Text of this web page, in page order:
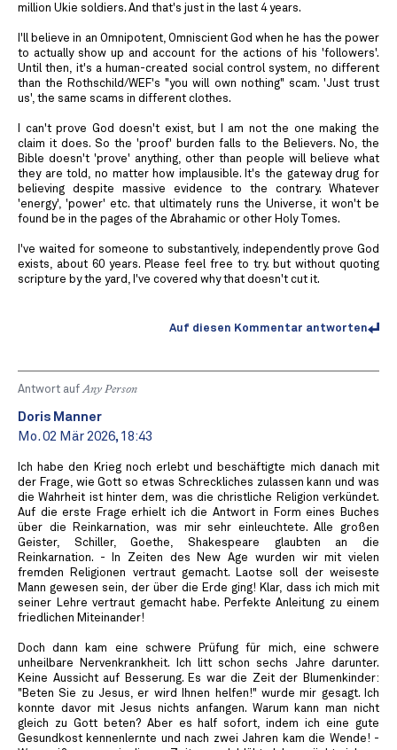
million Ukie soldiers. And that's just in the last 4 years.
I'll believe in an Omnipotent, Omniscient God when he has the power
to actually show up and account for the actions of his 'followers'.
Until then, it's a human-created social control system, no different
than the Rothschild/WEF's "you will own nothing" scam. 'Just trust
us', the same scams in different clothes.
I can't prove God doesn't exist, but I am not the one making the
claim it does. So the 'proof' burden falls to the Believers. No, the
Bible doesn't 'prove' anything, other than people will believe what
they are told, no matter how implausible. It's the gateway drug for
believing despite massive evidence to the contrary. Whatever
'energy', 'power' etc. that ultimately runs the Universe, it won't be
found be in the pages of the Abrahamic or other Holy Tomes.
I've waited for someone to substantively, independently prove God
exists, about 60 years. Please feel free to try. but without quoting
scripture by the yard, I've covered why that doesn't cut it.
Auf diesen Kommentar antworten
Antwort aufAny Person
Doris Manner
Mo. 02 Mär 2026, 18:43
Ich habe den Krieg noch erlebt und beschäftigte mich danach mit
der Frage, wie Gott so etwas Schreckliches zulassen kann und was
die Wahrheit ist hinter dem, was die christliche Religion verkündet.
Auf die erste Frage erhielt ich die Antwort in Form eines Buches
über die Reinkarnation, was mir sehr einleuchtete. Alle großen
Geister, Schiller, Goethe, Shakespeare glaubten an die
Reinkarnation. - In Zeiten des New Age wurden wir mit vielen
fremden Religionen vertraut gemacht. Laotse soll der weiseste
Mann gewesen sein, der über die Erde ging! Klar, dass ich mich mit
seiner Lehre vertraut gemacht habe. Perfekte Anleitung zu einem
friedlichen Miteinander!
Doch dann kam eine schwere Prüfung für mich, eine schwere
unheilbare Nervenkrankheit. Ich litt schon sechs Jahre darunter.
Keine Aussicht auf Besserung. Es war die Zeit der Blumenkinder:
"Beten Sie zu Jesus, er wird Ihnen helfen!" wurde mir gesagt. Ich
konnte davor mit Jesus nichts anfangen. Warum kann man nicht
gleich zu Gott beten? Aber es half sofort, indem ich eine gute
Gesundkost kennenlernte und nach zwei Jahren kam die Wende! -